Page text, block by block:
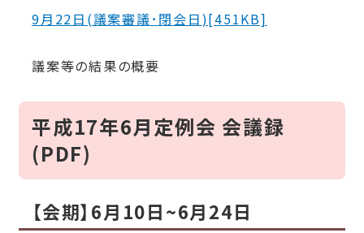
9月22日(議案審議･閉会日)[451KB]
議案等の結果の概要
平成17年6月定例会 会議録
(PDF)
【会期】6月10日~6月24日